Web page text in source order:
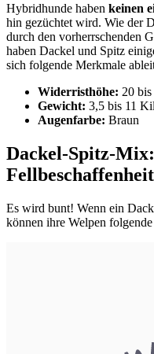
Hybridhunde haben keinen
hin gezüchtet wird. Wie der
durch den vorherrschenden
haben Dackel und Spitz
sich folgende Merkmale
Widerristhöhe: 20
Gewicht: 3,5 bis 11
Augenfarbe: Braun
Dackel-Spitz-
Fellbeschaffenheit
Es wird bunt! Wenn ein
können ihre Welpen